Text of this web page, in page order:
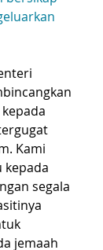
Kami
kepada
segala
jemaah